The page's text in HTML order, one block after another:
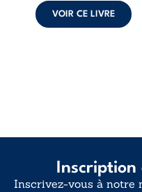
déclaration
d’existence pour ...
VOIR CE LIVRE
Inscription
Inscrivez-vous à notre